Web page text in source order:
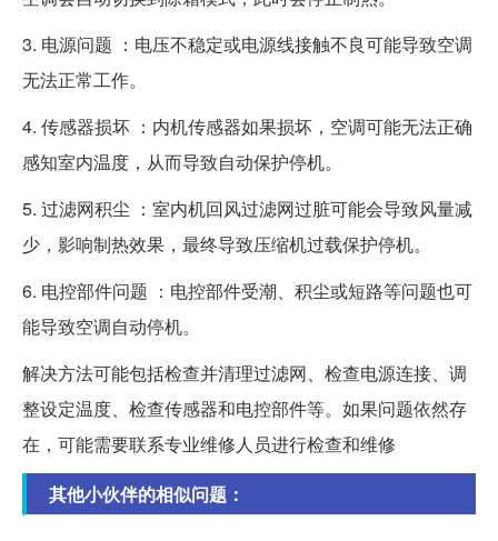
3. 电源问题 ：电压不稳定或电源线接触不良可能导致空调
无法正常工作。
4. 传感器损坏 ：内机传感器如果损坏，空调可能无法正确
感知室内温度，从而导致自动保护停机。
5. 过滤网积尘 ：室内机回风过滤网过脏可能会导致风量减
少，影响制热效果，最终导致压缩机过载保护停机。
6. 电控部件问题 ：电控部件受潮、积尘或短路等问题也可
能导致空调自动停机。
解决方法可能包括检查并清理过滤网、检查电源连接、调
整设定温度、检查传感器和电控部件等。如果问题依然存
在，可能需要联系专业维修人员进行检查和维修
其他小伙伴的相似问题：